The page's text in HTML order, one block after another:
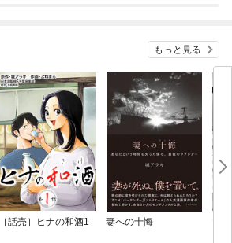
もっと見る
［話売］ヒナの和酒1 妻への十悔